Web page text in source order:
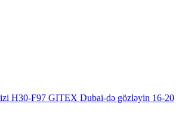
H30-F97 GITEX Dubai-də gözləyin 16-20